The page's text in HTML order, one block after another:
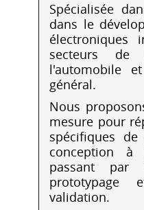
Spécialisée
dans le
électroniques
secteurs de
l'automobile
général.
Nous
mesure pour
spécifiques
conception
passant par
validation.